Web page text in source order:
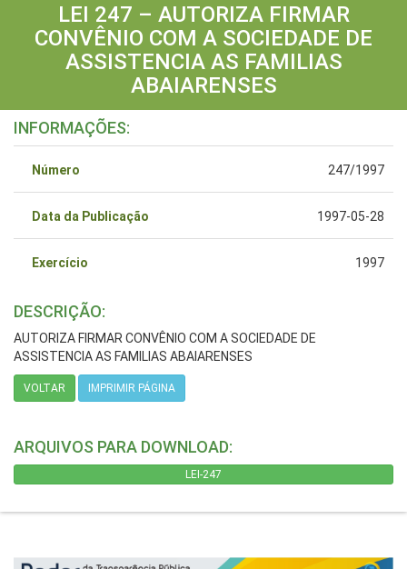
LEI 247 – AUTORIZA FIRMAR
CONVÊNIO COM A SOCIEDADE DE
ASSISTENCIA AS FAMILIAS
ABAIARENSES
INFORMAÇÕES:
Número 247/1997
Data da Publicação 1997-05-28
Exercício 1997
DESCRIÇÃO:
AUTORIZA FIRMAR CONVÊNIO COM A SOCIEDADE DE
ASSISTENCIA AS FAMILIAS ABAIARENSES
VOLTAR IMPRIMIR PÁGINA
ARQUIVOS PARA DOWNLOAD:
LEI-247